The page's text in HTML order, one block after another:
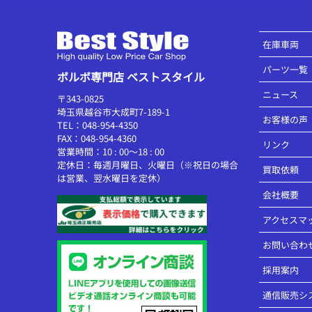
ボルボ専門店 ベストスタイル
〒343-0825
埼玉県越谷市大成町7-189-1
TEL：048-954-4350
FAX：048-954-4360
営業時間：10 : 00～18 : 00
定休日：毎週月曜日、火曜日（※祝日の場合
は営業、翌水曜日を定休）
在庫車両
パーツ一覧
ニュース
お客様の声
リンク
買取依頼
会社概要
アクセスマ
お問い合わ
採用案内
通信販売シ